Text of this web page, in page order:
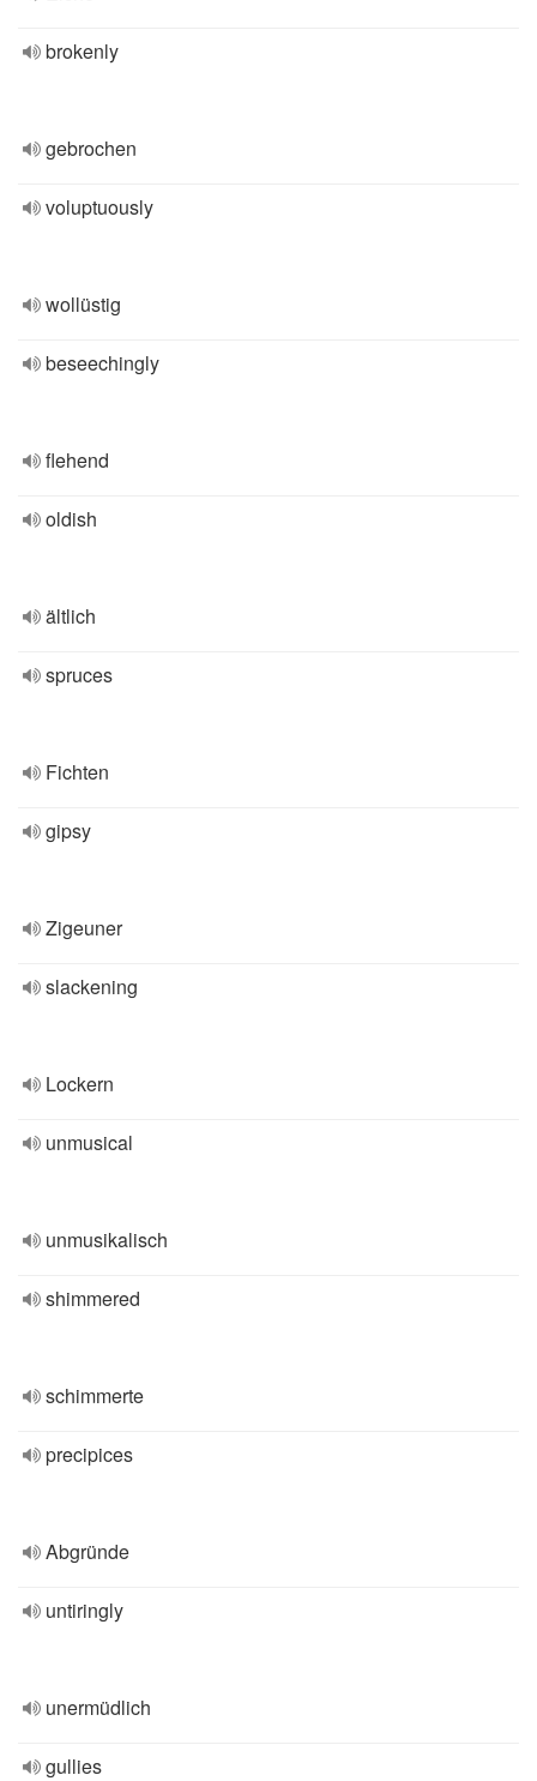
brokenly
gebrochen
voluptuously
wollüstig
beseechingly
flehend
oldish
ältlich
spruces
Fichten
gipsy
Zigeuner
slackening
Lockern
unmusical
unmusikalisch
shimmered
schimmerte
precipices
Abgründe
untiringly
unermüdlich
gullies